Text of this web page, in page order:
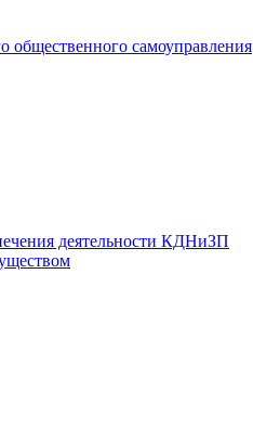
общественного самоуправления
деятельности КДНиЗП